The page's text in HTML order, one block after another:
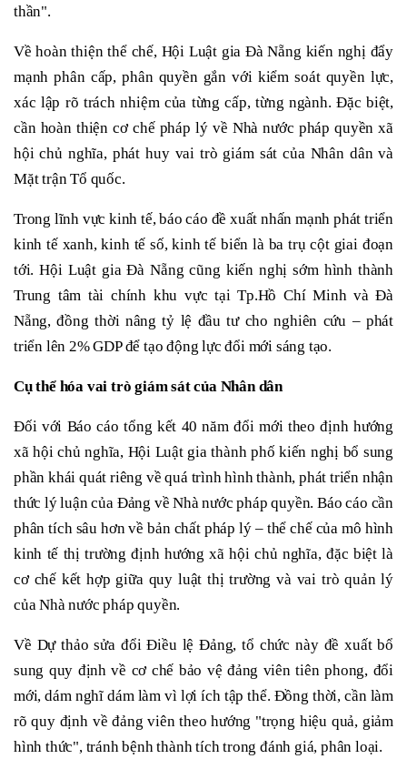
thần".
Về hoàn thiện thể chế, Hội Luật gia Đà Nẵng kiến nghị đẩy
mạnh phân cấp, phân quyền gắn với kiểm soát quyền lực,
xác lập rõ trách nhiệm của từng cấp, từng ngành. Đặc biệt,
cần hoàn thiện cơ chế pháp lý về Nhà nước pháp quyền xã
hội chủ nghĩa, phát huy vai trò giám sát của Nhân dân và
Mặt trận Tổ quốc.
Trong lĩnh vực kinh tế, báo cáo đề xuất nhấn mạnh phát triển
kinh tế xanh, kinh tế số, kinh tế biển là ba trụ cột giai đoạn
tới. Hội Luật gia Đà Nẵng cũng kiến nghị sớm hình thành
Trung tâm tài chính khu vực tại Tp.Hồ Chí Minh và Đà
Nẵng, đồng thời nâng tỷ lệ đầu tư cho nghiên cứu – phát
triển lên 2% GDP để tạo động lực đổi mới sáng tạo.
Cụ thể hóa vai trò giám sát của Nhân dân
Đối với Báo cáo tổng kết 40 năm đổi mới theo định hướng
xã hội chủ nghĩa, Hội Luật gia thành phố kiến nghị bổ sung
phần khái quát riêng về quá trình hình thành, phát triển nhận
thức lý luận của Đảng về Nhà nước pháp quyền. Báo cáo cần
phân tích sâu hơn về bản chất pháp lý – thể chế của mô hình
kinh tế thị trường định hướng xã hội chủ nghĩa, đặc biệt là
cơ chế kết hợp giữa quy luật thị trường và vai trò quản lý
của Nhà nước pháp quyền.
Về Dự thảo sửa đổi Điều lệ Đảng, tổ chức này đề xuất bổ
sung quy định về cơ chế bảo vệ đảng viên tiên phong, đổi
mới, dám nghĩ dám làm vì lợi ích tập thể. Đồng thời, cần làm
rõ quy định về đảng viên theo hướng "trọng hiệu quả, giảm
hình thức", tránh bệnh thành tích trong đánh giá, phân loại.